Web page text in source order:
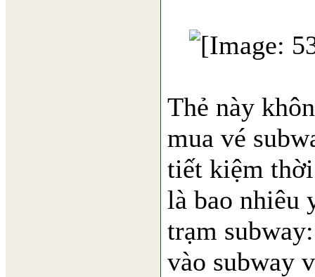
Thẻ này
mua vé
tiết kiệm
là bao nhiêu
trạm
vào subway